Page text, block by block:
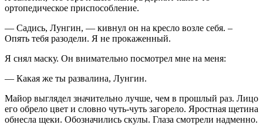
ортопедическое приспособление.
— Садись, Лунгин, — кивнул он на кресло возле себя. –
Опять тебя разодели. Я не прокаженный.
Я снял маску. Он внимательно посмотрел мне на меня:
— Какая же ты развалина, Лунгин.
Майор выглядел значительно лучше, чем в прошлый раз. Лицо
его обрело цвет и словно чуть-чуть загорело. Яростная щетина
обнесла щеки. Обозначились скулы. Глаза смотрели надменно.